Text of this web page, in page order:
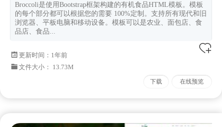
Broccoli是使用Bootstrap框架构建的有机食品HTML模板。模板
的每个部分都可以根据您的需要 100%定制。支持所有现代和旧
浏览器、平板电脑和移动设备。模板可以是农业、面包店、食
品店、食品...
更新时间： 1年前
文件大小： 13.73M
下载 在线预览